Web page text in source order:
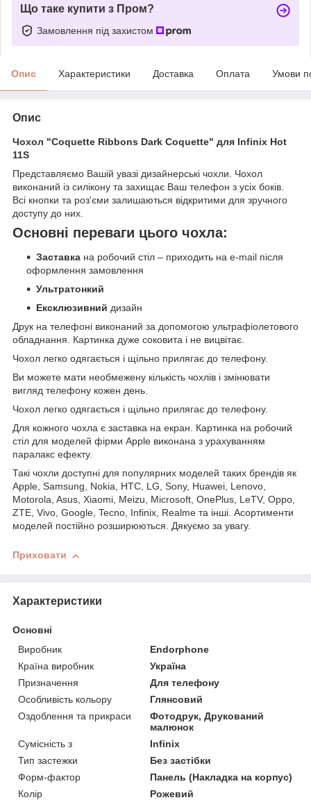
Що таке купити з Пром?
Замовлення під захистом
Опис Характеристики Доставка Оплата Умови
Опис
Чохол "Coquette Ribbons Dark Coquette" для Infinix Hot
11S
Представляємо Вашій увазі дизайнерські чохли. Чохол
виконаний із силікону та захищає Ваш телефон з усіх боків.
Всі кнопки та роз'єми залишаються відкритими для зручного
доступу до них.
Основні переваги цього чохла:
Заставка на робочий стіл – приходить на e-mail після
оформлення замовлення
Ультратонкий
Ексклюзивний дизайн
Друк на телефоні виконаний за допомогою ультрафіолетового
обладнання. Картинка дуже соковита і не вицвітає.
Чохол легко одягається і щільно прилягає до телефону.
Ви можете мати необмежену кількість чохлів і змінювати
вигляд телефону кожен день.
Чохол легко одягається і щільно прилягає до телефону.
Для кожного чохла є заставка на екран. Картинка на робочий
стіл для моделей фірми Apple виконана з урахуванням
паралакс ефекту.
Такі чохли доступні для популярних моделей таких брендів як
Apple, Samsung, Nokia, HTC, LG, Sony, Huawei, Lenovo,
Motorola, Asus, Xiaomi, Meizu, Microsoft, OnePlus, LeTV, Oppo,
ZTE, Vivo, Google, Tecno, Infinix, Realme та інші. Асортименти
моделей постійно розширюються. Дякуємо за увагу.
Приховати
Характеристики
Основні
Виробник
Endorphone
Країна виробник
Україна
Призначення
Для телефону
Особливість кольору
Глянсовий
Оздоблення та прикраси
Фотодрук, Друкований
малюнок
Сумісність з
Infinix
Тип застежки
Без застібки
Форм-фактор
Панель (Накладка на корпус)
Колір
Рожевий